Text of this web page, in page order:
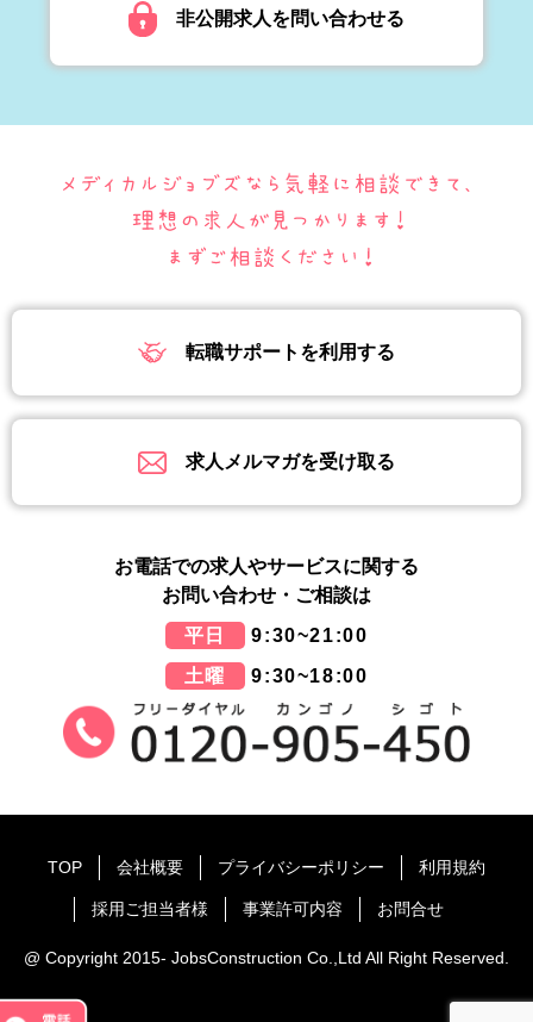
非公開求人を問い合わせる
転職サポートを利用する
求人メルマガを受け取る
お電話での求人やサービスに関する
お問い合わせ・ご相談は
平日
9:30~21:00
土曜
9:30~18:00
TOP 会社概要 プライバシーポリシー 利用規約
採用ご担当者様 事業許可内容 お問合せ
@ Copyright 2015- JobsConstruction Co.,Ltd All Right Reserved.